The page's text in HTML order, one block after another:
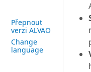
Přepnout
verzi ALVAO
Change
language